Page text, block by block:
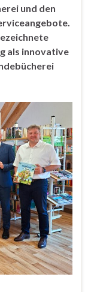
und den
als innovative